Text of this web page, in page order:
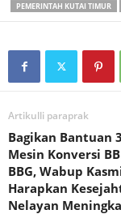
PEMERINTAH KUTAI TIMUR
Artikulli paraprak
Bagikan Bantuan
Mesin Konversi
BBG, Wabup
Harapkan
Nelayan